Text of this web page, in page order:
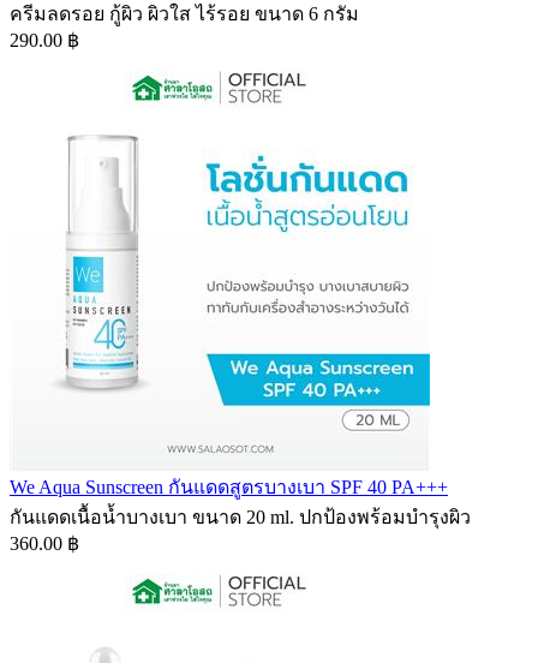
ครีมลดรอย กู้ผิว ผิวใส ไร้รอย ขนาด 6 กรัม
290.00 ฿
We Aqua Sunscreen กันแดดสูตรบางเบา SPF 40 PA+++
กันแดดเนื้อน้ำบางเบา ขนาด 20 ml. ปกป้องพร้อมบำรุงผิว
360.00 ฿